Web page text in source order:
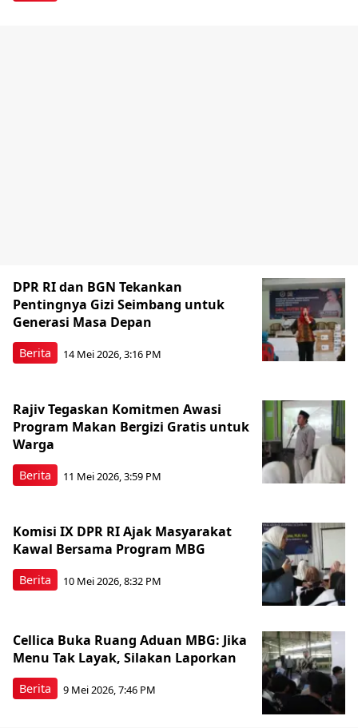
Berita
DPR RI dan BGN Tekankan
Pentingnya Gizi Seimbang untuk
Generasi Masa Depan
14 Mei 2026, 3:16 PM
Berita
Rajiv Tegaskan Komitmen Awasi
Program Makan Bergizi Gratis untuk
Warga
11 Mei 2026, 3:59 PM
Berita
Komisi IX DPR RI Ajak Masyarakat
Kawal Bersama Program MBG
10 Mei 2026, 8:32 PM
Berita
Cellica Buka Ruang Aduan MBG: Jika
Menu Tak Layak, Silakan Laporkan
9 Mei 2026, 7:46 PM